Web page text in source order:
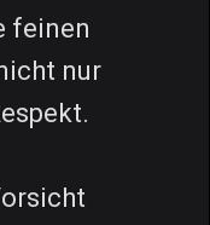
feinen
nur